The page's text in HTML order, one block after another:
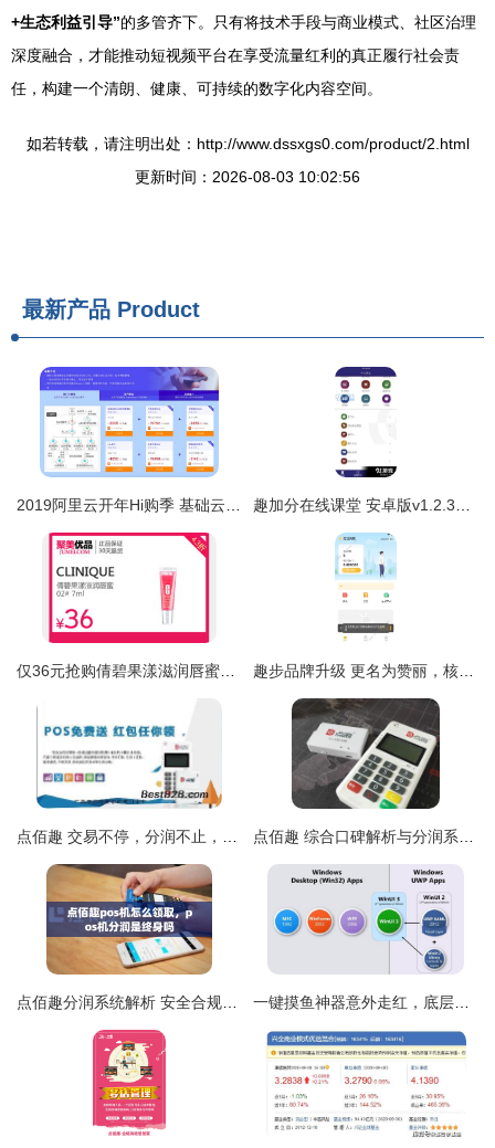
+生态利益引导”的多管齐下。只有将技术手段与商业模式、社区治理
深度融合，才能推动短视频平台在享受流量红利的真正履行社会责
任，构建一个清朗、健康、可持续的数字化内容空间。
如若转载，请注明出处：http://www.dssxgs0.com/product/2.html
更新时间：2026-08-03 10:02:56
最新产品 Product